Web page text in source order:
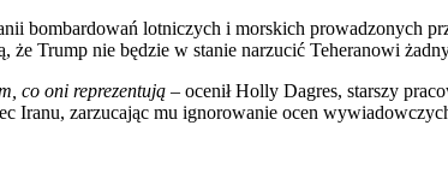
bombardowań lotniczych i morskich prowadzonych
że Trump nie będzie w stanie narzucić Teheranowi
co oni reprezentują – ocenił Holly Dagres, starszy
Iranu, zarzucając mu ignorowanie ocen